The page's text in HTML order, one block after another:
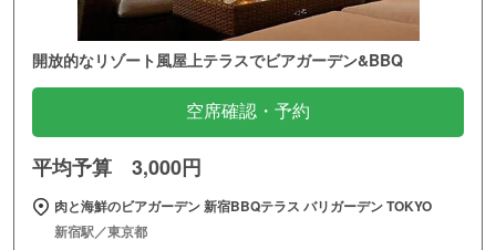
開放的なリゾート風屋上テラスでビアガーデン&BBQ
空席確認・予約
平均予算 3,000円
肉と海鮮のビアガーデン 新宿BBQテラス バリガーデン TOKYO
新宿駅／東京都